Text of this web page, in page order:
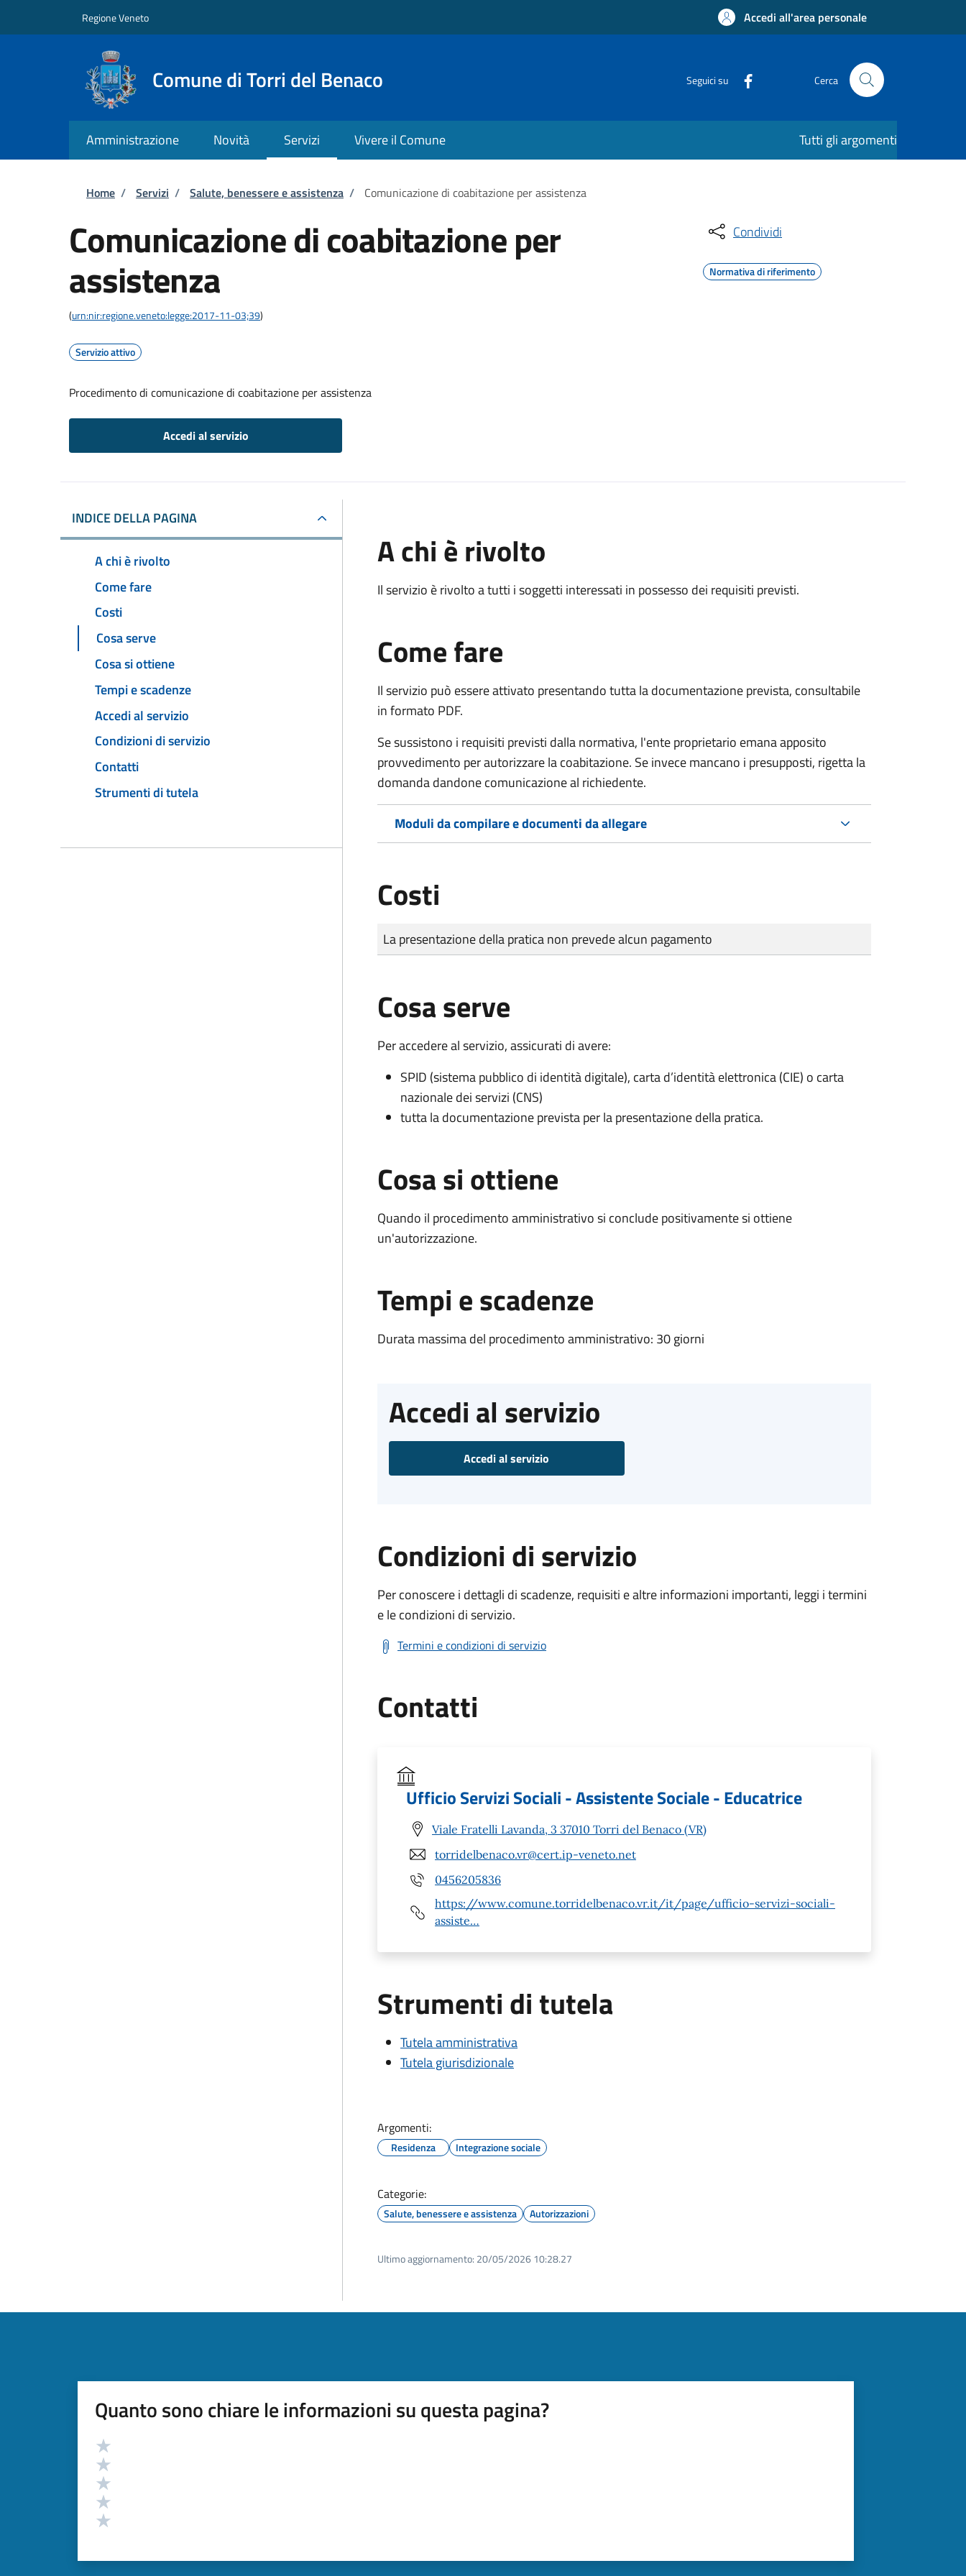
Regione Veneto Accedi all'area personale
Comune di Torri del Benaco Seguici su Cerca
Amministrazione Novità Servizi Vivere il Comune Tutti gli argomenti
Briciole di pane
Home / Servizi / Salute, benessere e assistenza / Comunicazione di coabitazione per assistenza
Comunicazione di coabitazione per
assistenza
(urn:nir:regione.veneto:legge:2017-11-03;39)
Servizio attivo
Procedimento di comunicazione di coabitazione per assistenza
Accedi al servizio
Condividi
Normativa di riferimento
INDICE DELLA PAGINA
A chi è rivolto
Come fare
Costi
Cosa serve
Cosa si ottiene
Tempi e scadenze
Accedi al servizio
Condizioni di servizio
Contatti
Strumenti di tutela
A chi è rivolto
Il servizio è rivolto a tutti i soggetti interessati in possesso dei requisiti previsti.
Come fare
Il servizio può essere attivato presentando tutta la documentazione prevista, consultabile
in formato PDF.
Se sussistono i requisiti previsti dalla normativa, l'ente proprietario emana apposito
provvedimento per autorizzare la coabitazione. Se invece mancano i presupposti, rigetta la
domanda dandone comunicazione al richiedente.
Moduli da compilare e documenti da allegare
Costi
Tipo di pagamento
Importo
La presentazione della pratica non prevede alcun pagamento
Cosa serve
Per accedere al servizio, assicurati di avere:
SPID (sistema pubblico di identità digitale), carta d’identità elettronica (CIE) o carta
nazionale dei servizi (CNS)
tutta la documentazione prevista per la presentazione della pratica.
Cosa si ottiene
Quando il procedimento amministrativo si conclude positivamente si ottiene
un'autorizzazione.
Tempi e scadenze
Durata massima del procedimento amministrativo: 30 giorni
Accedi al servizio
Accedi al servizio
Condizioni di servizio
Per conoscere i dettagli di scadenze, requisiti e altre informazioni importanti, leggi i termini
e le condizioni di servizio.
Termini e condizioni di servizio
Contatti
Ufficio Servizi Sociali - Assistente Sociale - Educatrice
Viale Fratelli Lavanda, 3 37010 Torri del Benaco (VR)
torridelbenaco.vr@cert.ip-veneto.net
0456205836
https://www.comune.torridelbenaco.vr.it/it/page/ufficio-servizi-sociali-
assiste…
Strumenti di tutela
Tutela amministrativa
Tutela giurisdizionale
Argomenti:
Residenza Integrazione sociale
Categorie:
Salute, benessere e assistenza Autorizzazioni
Ultimo aggiornamento: 20/05/2026 10:28.27
Quanto sono chiare le informazioni su questa pagina?
Valutazione